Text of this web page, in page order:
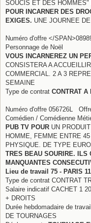
SOUCIS ET DES HOMMES"
POUR INCARNER DES
EXIGES. UNE JOURNEE
Numéro d'offre </
Personnage de Noël
VOUS INCARNEREZ UN
CONSISTERA A
COMMERCIAL. 2 A 3
SEMAINE
Type de contrat CONTRAT A
Numéro d'offre 056726L
Comédien / Comédienne
PUB TV POUR UN
HOMME, FEMME ENTRE
PHYSIQUE. DE TYPE
TRES BEAU SOURIRE. ILS
MANQUANTES
Lieu de travail 75 - PARIS
Type de contrat CONTRAT
Salaire indicatif CACHET 1
+ DROITS
Durée hebdomadaire de
DE TOURNAGES